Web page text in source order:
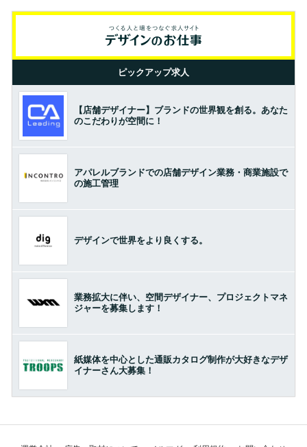
ピックアップ求人
【店舗デザイナー】ブランドの世界観を創る。あなた
のこだわりが空間に！
アパレルブランドでの店舗デザイン業務・商業施設で
の施工管理
デザインで世界をより良くする。
業務拡大に伴い、空間デザイナー、プロジェクトマネ
ジャーを募集します！
紙媒体を中心とした通販カタログ制作が大好きなデザ
イナーさん大募集！